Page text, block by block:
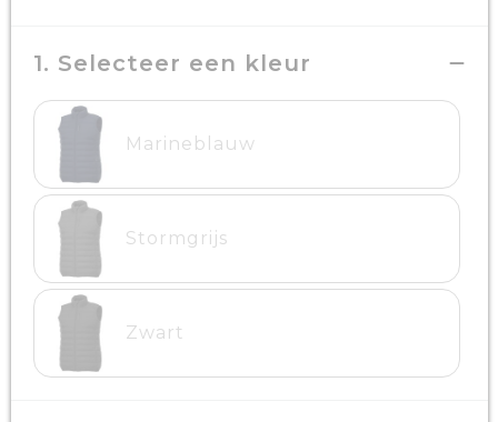
1. Selecteer een kleur
Marineblauw
Stormgrijs
Zwart